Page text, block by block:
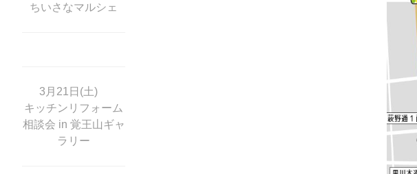
ちいさなマルシェ
3月21日(土)
キッチンリフォーム
相談会 in 覚王山ギャ
ラリー